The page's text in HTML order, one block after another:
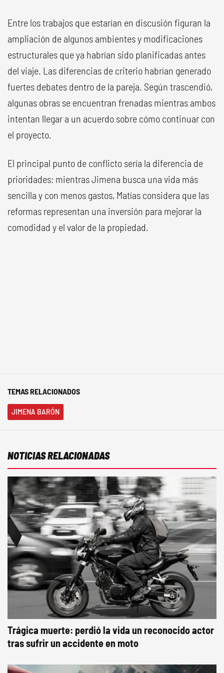
Entre los trabajos que estarían en discusión figuran la
ampliación de algunos ambientes y modificaciones
estructurales que ya habrían sido planificadas antes
del viaje. Las diferencias de criterio habrían generado
fuertes debates dentro de la pareja. Según trascendió,
algunas obras se encuentran frenadas mientras ambos
intentan llegar a un acuerdo sobre cómo continuar con
el proyecto.
El principal punto de conflicto sería la diferencia de
prioridades: mientras Jimena busca una vida más
sencilla y con menos gastos, Matías considera que las
reformas representan una inversión para mejorar la
comodidad y el valor de la propiedad.
TEMAS RELACIONADOS
JIMENA BARÓN
NOTICIAS RELACIONADAS
Trágica muerte: perdió la vida un reconocido actor
tras sufrir un accidente en moto